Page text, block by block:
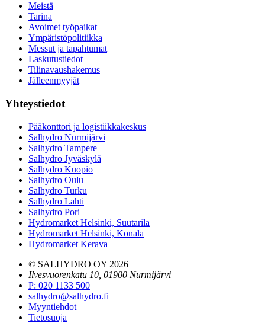
Meistä
Tarina
Avoimet työpaikat
Ympäristöpolitiikka
Messut ja tapahtumat
Laskutustiedot
Tilinavaushakemus
Jälleenmyyjät
Yhteystiedot
Pääkonttori ja logistiikkakeskus
Salhydro Nurmijärvi
Salhydro Tampere
Salhydro Jyväskylä
Salhydro Kuopio
Salhydro Oulu
Salhydro Turku
Salhydro Lahti
Salhydro Pori
Hydromarket Helsinki, Suutarila
Hydromarket Helsinki, Konala
Hydromarket Kerava
© SALHYDRO OY 2026
Ilvesvuorenkatu 10, 01900 Nurmijärvi
P: 020 1133 500
salhydro@salhydro.fi
Myyntiehdot
Tietosuoja